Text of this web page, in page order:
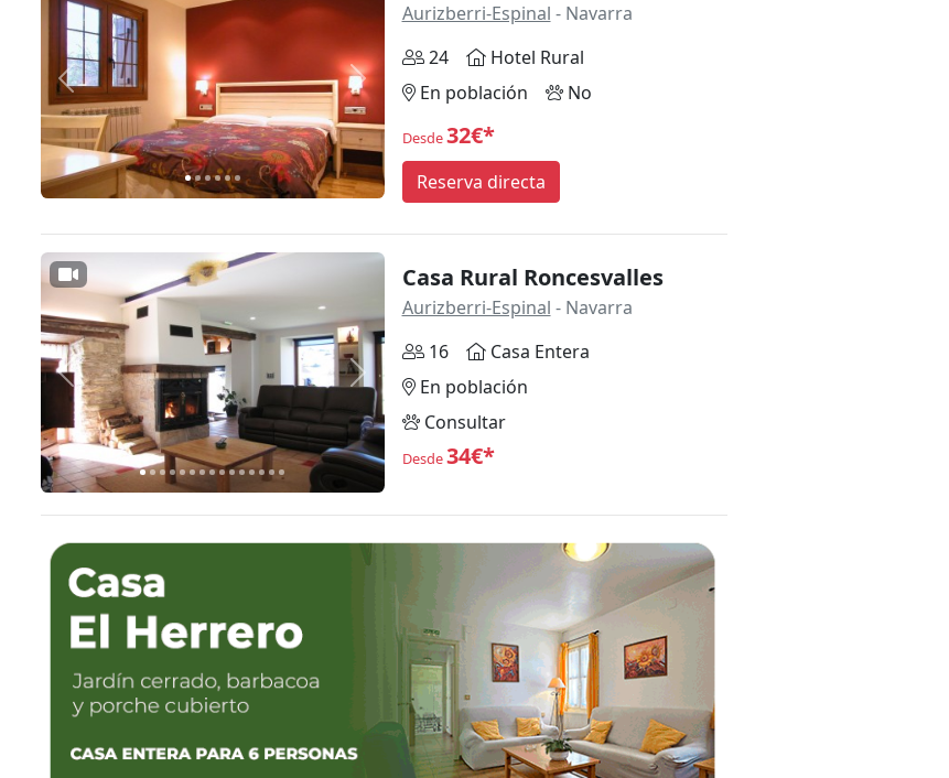
Anterior Siguiente
Aurizberri-Espinal - Navarra
24
Hotel Rural
En población
No
Desde32€*
Reserva directa
Anterior Siguiente
Casa Rural Roncesvalles
Aurizberri-Espinal - Navarra
16
Casa Entera
En población
Consultar
Desde34€*